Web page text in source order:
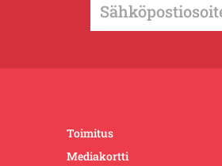
Toimitus
Mediakortti